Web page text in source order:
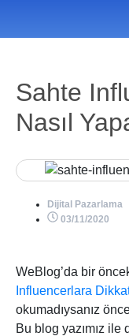
Sahte
Nasıl
Dijital Pazarlama
03/11/2020
WeBlog’da bir
Influencerlara
okumadıysanız
Bu blog yazımız ile